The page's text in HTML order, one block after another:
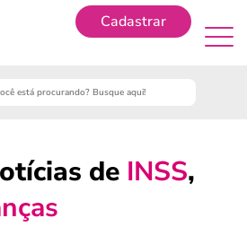
Cadastrar
de INSS,